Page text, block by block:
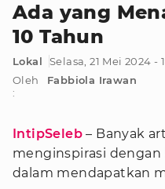
Ada yang
10 Tahun
Lokal
Selasa, 21 Mei 2024 -
Oleh
:
Fabbiola Irawan
IntipSeleb – Banyak
menginspirasi
dalam mendapatkan